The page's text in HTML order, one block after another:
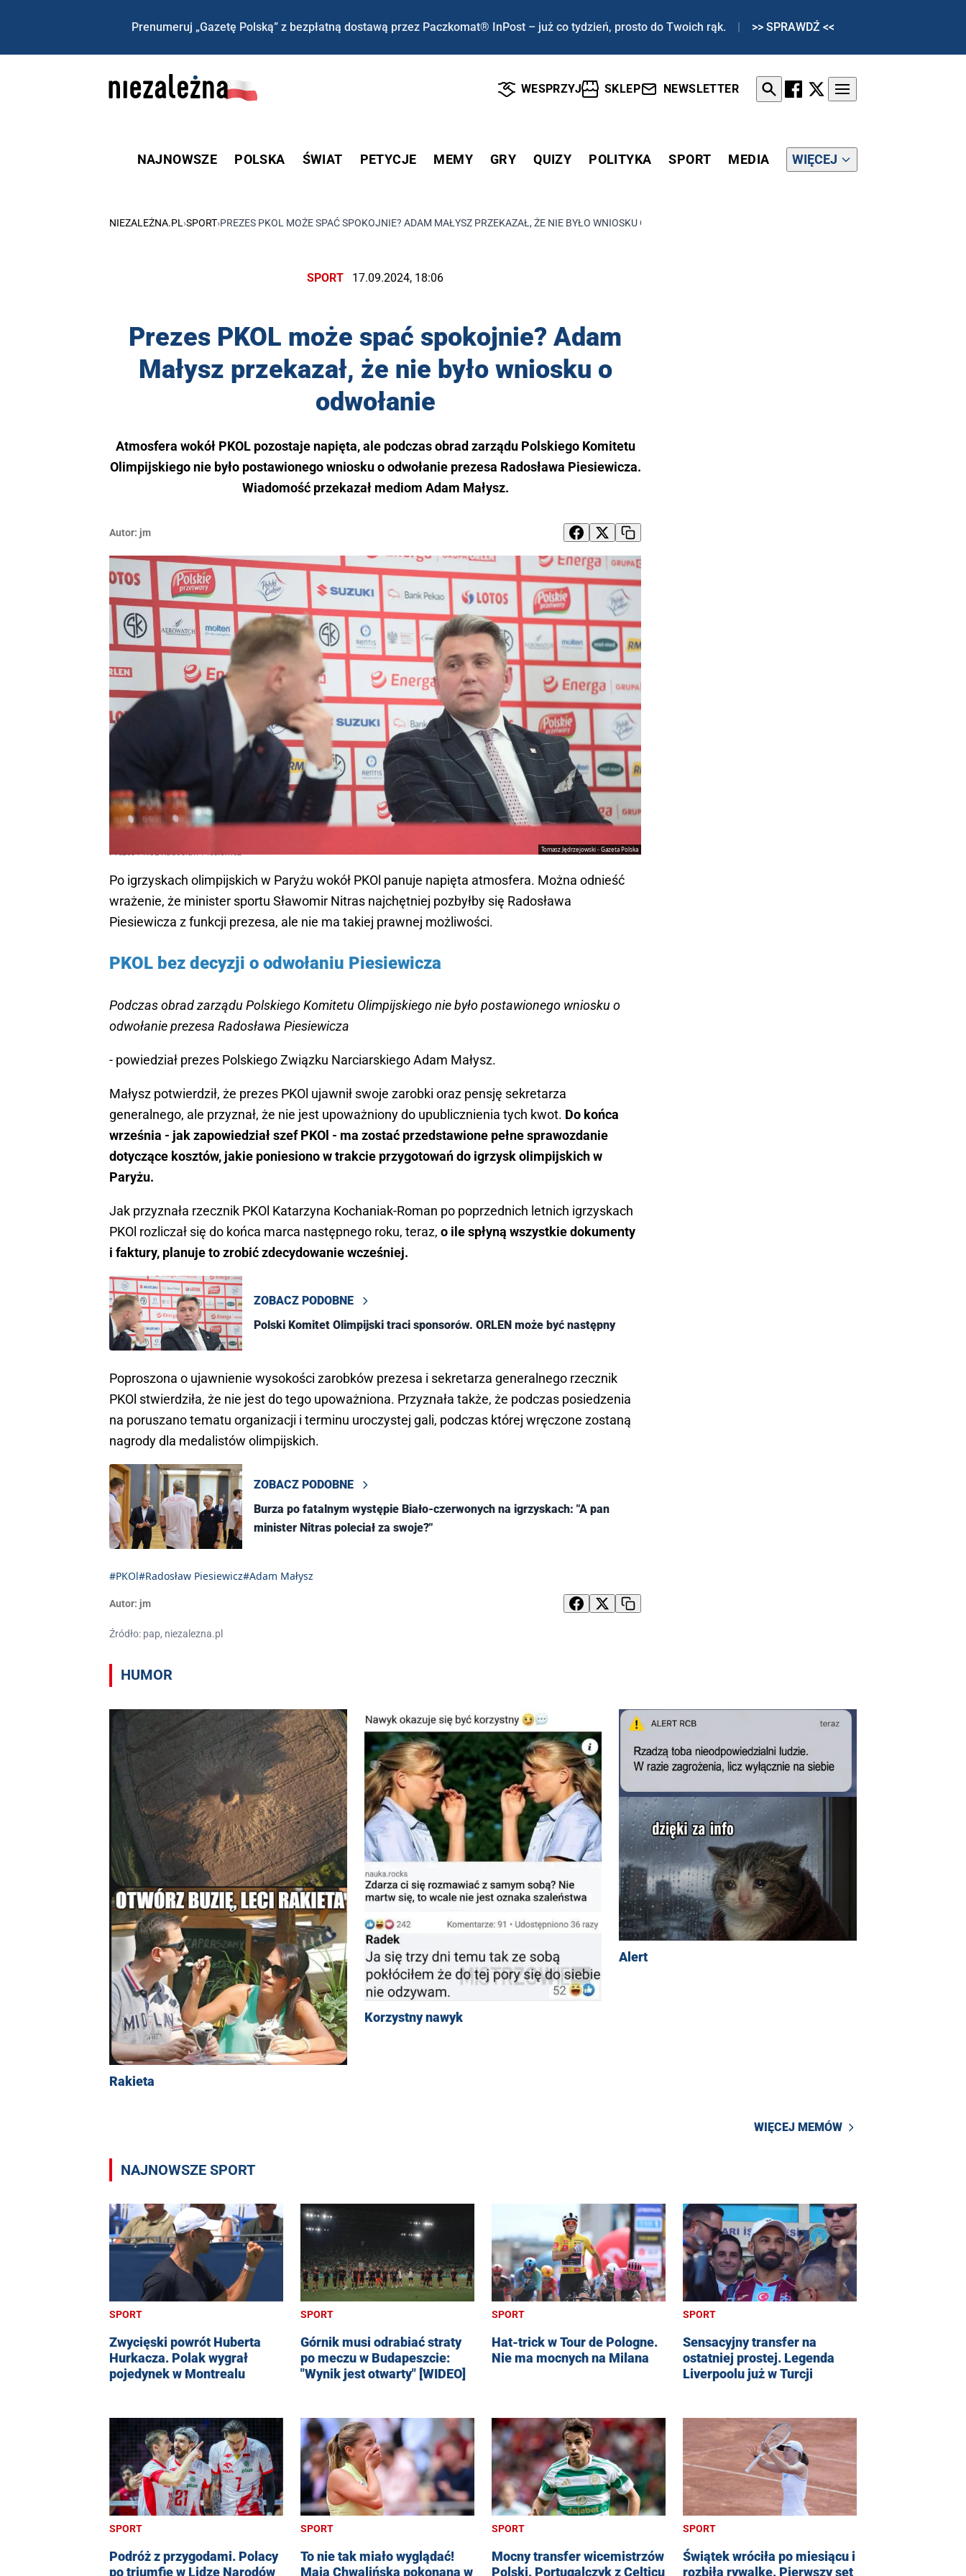
Prenumeruj „Gazetę Polską” z bezpłatną dostawą przez Paczkomat® InPost – już co tydzień, prosto do Twoich rąk. | >> SPRAWDŹ <<
WESPRZYJ SKLEP NEWSLETTER
NAJNOWSZE POLSKA ŚWIAT PETYCJE MEMY GRY QUIZY POLITYKA SPORT MEDIA WIĘCEJ
NIEZALEŻNA.PL ›SPORT›PREZES PKOL MOŻE SPAĆ SPOKOJNIE? ADAM MAŁYSZ PRZEKAZAŁ, ŻE NIE BYŁO WNIOSKU O ODWOŁANIE
SPORT 17.09.2024, 18:06
Prezes PKOL może spać spokojnie? Adam
Małysz przekazał, że nie było wniosku o
odwołanie
Atmosfera wokół PKOL pozostaje napięta, ale podczas obrad zarządu Polskiego Komitetu
Olimpijskiego nie było postawionego wniosku o odwołanie prezesa Radosława Piesiewicza.
Wiadomość przekazał mediom Adam Małysz.
Autor: jm
Tomasz Jędrzejowski - Gazeta Polska
Prezes PKOL Radosław Piesiewicz
Po igrzyskach olimpijskich w Paryżu wokół PKOl panuje napięta atmosfera. Można odnieść
wrażenie, że minister sportu Sławomir Nitras najchętniej pozbyłby się Radosława
Piesiewicza z funkcji prezesa, ale nie ma takiej prawnej możliwości.
PKOL bez decyzji o odwołaniu Piesiewicza
Podczas obrad zarządu Polskiego Komitetu Olimpijskiego nie było postawionego wniosku o
odwołanie prezesa Radosława Piesiewicza
- powiedział prezes Polskiego Związku Narciarskiego Adam Małysz.
Małysz potwierdził, że prezes PKOl ujawnił swoje zarobki oraz pensję sekretarza
generalnego, ale przyznał, że nie jest upoważniony do upublicznienia tych kwot. Do końca
września - jak zapowiedział szef PKOl - ma zostać przedstawione pełne sprawozdanie
dotyczące kosztów, jakie poniesiono w trakcie przygotowań do igrzysk olimpijskich w
Paryżu.
Jak przyznała rzecznik PKOl Katarzyna Kochaniak-Roman po poprzednich letnich igrzyskach
PKOl rozliczał się do końca marca następnego roku, teraz, o ile spłyną wszystkie dokumenty
i faktury, planuje to zrobić zdecydowanie wcześniej.
ZOBACZ PODOBNE
Polski Komitet Olimpijski traci sponsorów. ORLEN może być następny
Poproszona o ujawnienie wysokości zarobków prezesa i sekretarza generalnego rzecznik
PKOl stwierdziła, że nie jest do tego upoważniona. Przyznała także, że podczas posiedzenia
na poruszano tematu organizacji i terminu uroczystej gali, podczas której wręczone zostaną
nagrody dla medalistów olimpijskich.
ZOBACZ PODOBNE
Burza po fatalnym występie Biało-czerwonych na igrzyskach: "A pan
minister Nitras poleciał za swoje?"
#PKOl#Radosław Piesiewicz#Adam Małysz
Autor: jm
Źródło: pap, niezalezna.pl
HUMOR
Rakieta
Korzystny nawyk
Alert
WIĘCEJ MEMÓW
NAJNOWSZE SPORT
SPORT
Zwycięski powrót Huberta
Hurkacza. Polak wygrał
pojedynek w Montrealu
SPORT
Górnik musi odrabiać straty
po meczu w Budapeszcie:
"Wynik jest otwarty" [WIDEO]
SPORT
Hat-trick w Tour de Pologne.
Nie ma mocnych na Milana
SPORT
Sensacyjny transfer na
ostatniej prostej. Legenda
Liverpoolu już w Turcji
SPORT
Podróż z przygodami. Polacy
po triumfie w Lidze Narodów
SPORT
To nie tak miało wyglądać!
Maja Chwalińska pokonana w
SPORT
Mocny transfer wicemistrzów
Polski. Portugalczyk z Celticu
SPORT
Świątek wróciła po miesiącu i
rozbiła rywalkę. Pierwszy set